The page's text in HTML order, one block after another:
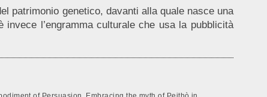
patrimonio genetico, davanti alla quale nasce una
l’engramma culturale che usa la pubblicità